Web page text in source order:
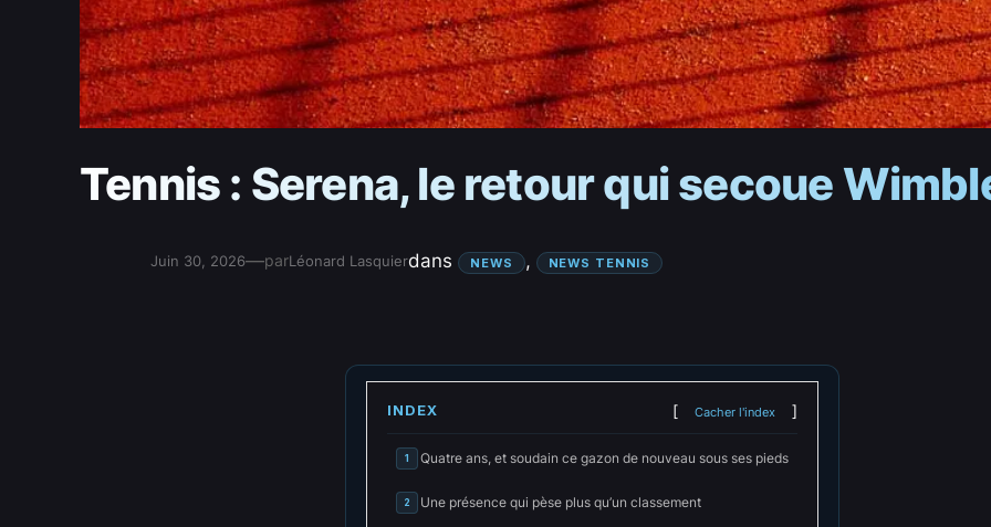
Tennis : Serena, le retour qui secoue
Juin 30, 2026—parLéonard Lasquierdans NEWS , NEWS TENNIS
INDEX Cacher l'index
1 Quatre ans, et soudain ce gazon de nouveau sous ses pieds
2 Une présence qui pèse plus qu’un classement